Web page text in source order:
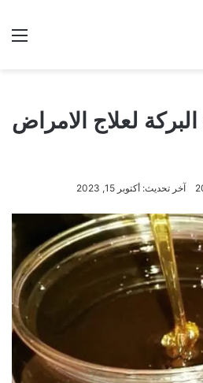
لعلاج الامراض
آخر تحديث: أكتوبر 15, 2023